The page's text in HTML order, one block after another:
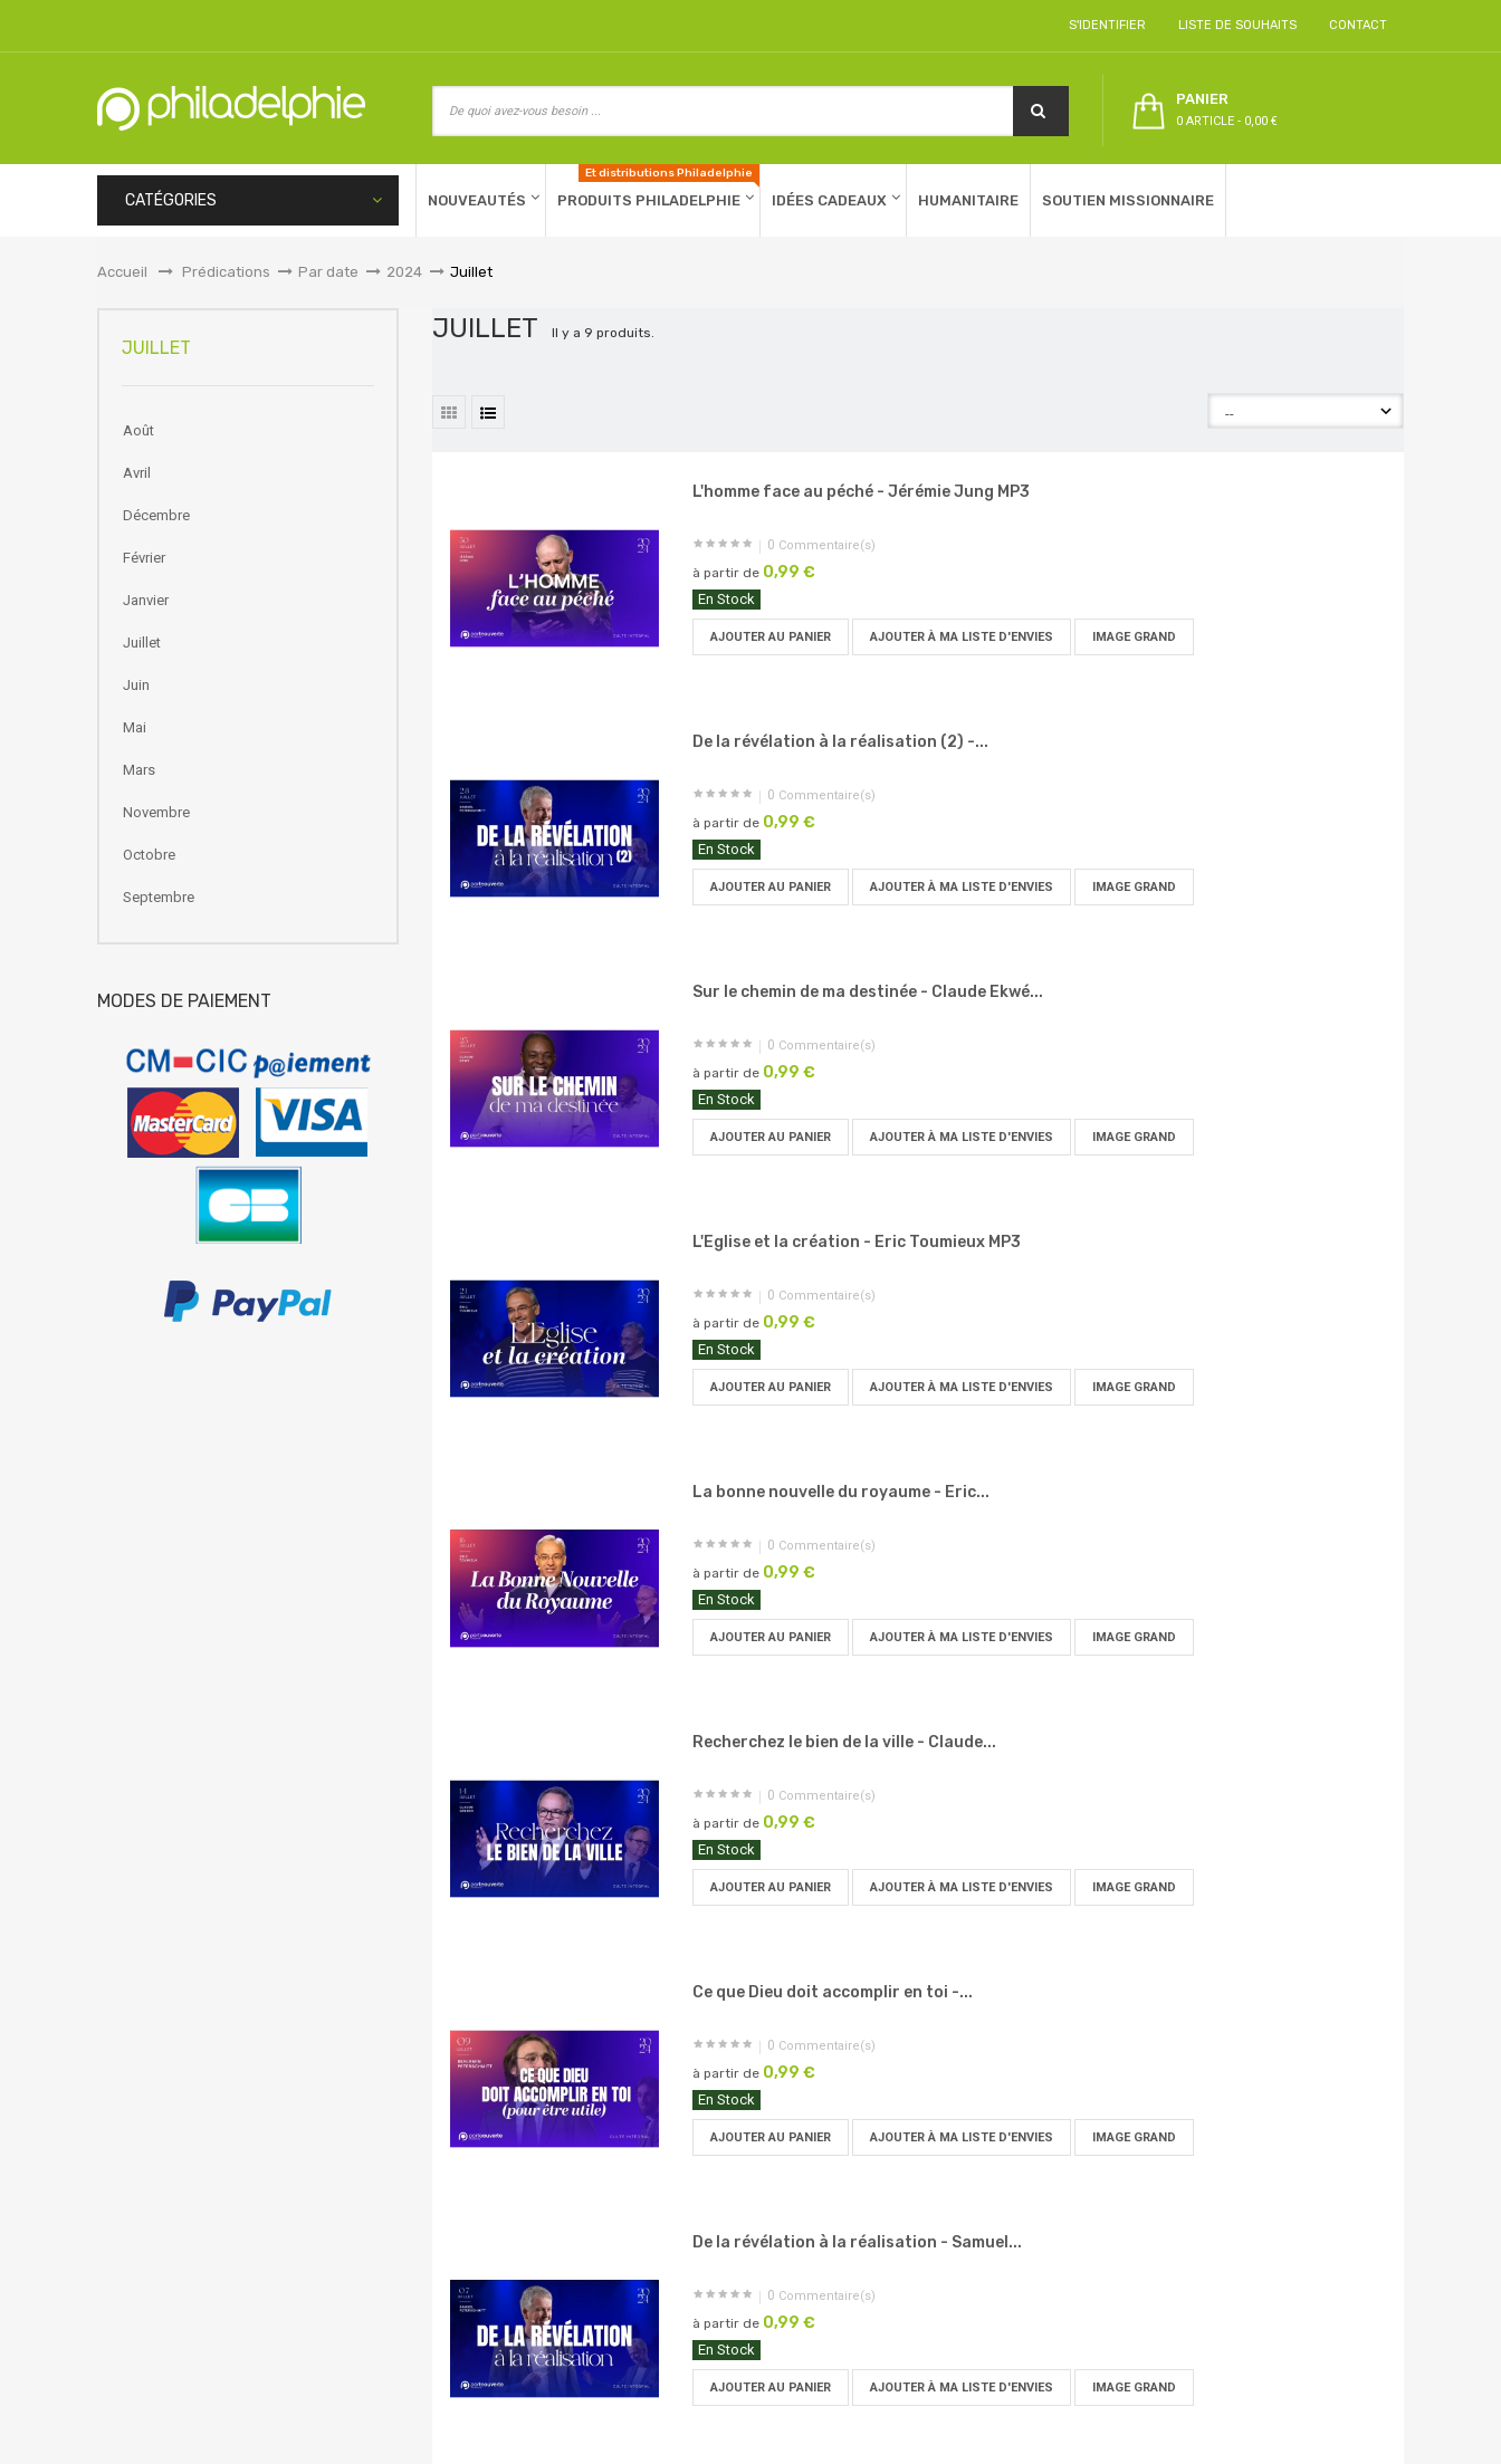
S'IDENTIFIER LISTE DE SOUHAITS CONTACT
PANIER
0 ARTICLE - 0,00 €
CATÉGORIES NOUVEAUTÉS PRODUITS PHILADELPHIE
Et distributions Philadelphie
IDÉES CADEAUX HUMANITAIRE SOUTIEN MISSIONNAIRE
Accueil &gt;Prédications > Par date > 2024 > Juillet
JUILLET
Août
Avril
Décembre
Février
Janvier
Juillet
Juin
Mai
Mars
Novembre
Octobre
Septembre
MODES DE PAIEMENT
JUILLET Il y a 9 produits.
L'homme face au péché - Jérémie Jung MP3
0 Commentaire(s)
à partir de 0,99 €
En Stock
AJOUTER AU PANIER AJOUTER À MA LISTE D'ENVIES IMAGE GRAND
De la révélation à la réalisation (2) -...
0 Commentaire(s)
à partir de 0,99 €
En Stock
AJOUTER AU PANIER AJOUTER À MA LISTE D'ENVIES IMAGE GRAND
Sur le chemin de ma destinée - Claude Ekwé...
0 Commentaire(s)
à partir de 0,99 €
En Stock
AJOUTER AU PANIER AJOUTER À MA LISTE D'ENVIES IMAGE GRAND
L'Eglise et la création - Eric Toumieux MP3
0 Commentaire(s)
à partir de 0,99 €
En Stock
AJOUTER AU PANIER AJOUTER À MA LISTE D'ENVIES IMAGE GRAND
La bonne nouvelle du royaume - Eric...
0 Commentaire(s)
à partir de 0,99 €
En Stock
AJOUTER AU PANIER AJOUTER À MA LISTE D'ENVIES IMAGE GRAND
Recherchez le bien de la ville - Claude...
0 Commentaire(s)
à partir de 0,99 €
En Stock
AJOUTER AU PANIER AJOUTER À MA LISTE D'ENVIES IMAGE GRAND
Ce que Dieu doit accomplir en toi -...
0 Commentaire(s)
à partir de 0,99 €
En Stock
AJOUTER AU PANIER AJOUTER À MA LISTE D'ENVIES IMAGE GRAND
De la révélation à la réalisation - Samuel...
0 Commentaire(s)
à partir de 0,99 €
En Stock
AJOUTER AU PANIER AJOUTER À MA LISTE D'ENVIES IMAGE GRAND